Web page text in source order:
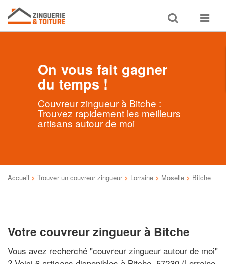
Toggle
search
Toggle
On vous fait gagner
du temps !
Couvreur zingueur à Bitche :
Trouvez rapidement les meilleurs
artisans autour de moi
Accueil > Trouver un couvreur zingueur > Lorraine > Moselle > Bitche
Votre couvreur zingueur à Bitche
Vous avez recherché "couvreur zingueur autour de moi"